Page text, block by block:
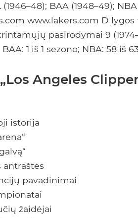
(1946–48); BAA (1948–49);
www.lakers.com D lygos
pasirodymai 9
BAA: 1 iš 1 sezono; NBA: 58 iš
Angeles
istorija
antraštės
pavadinimai
žaidėjai